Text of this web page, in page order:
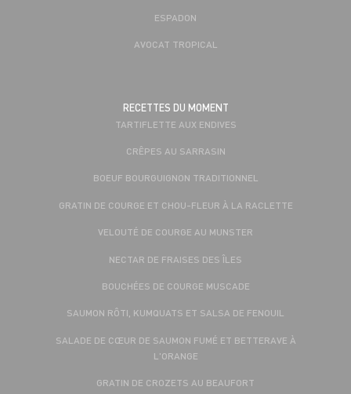
ESPADON
AVOCAT TROPICAL
RECETTES DU MOMENT
TARTIFLETTE AUX ENDIVES
CRÊPES AU SARRASIN
BOEUF BOURGUIGNON TRADITIONNEL
GRATIN DE COURGE ET CHOU-FLEUR À LA RACLETTE
VELOUTÉ DE COURGE AU MUNSTER
NECTAR DE FRAISES DES ÎLES
BOUCHÉES DE COURGE MUSCADE
SAUMON RÔTI, KUMQUATS ET SALSA DE FENOUIL
SALADE DE CŒUR DE SAUMON FUMÉ ET BETTERAVE À
L'ORANGE
GRATIN DE CROZETS AU BEAUFORT